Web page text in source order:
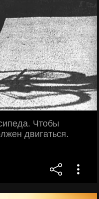
Чтобы
двигаться.